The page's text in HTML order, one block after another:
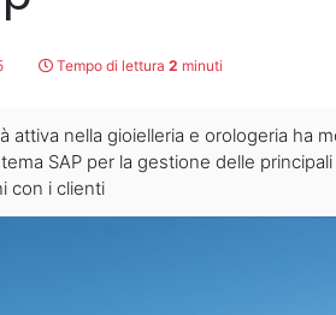
Tempo di lettura 2 minuti
attiva nella gioielleria e orologeria ha
SAP per la gestione delle
con i clienti